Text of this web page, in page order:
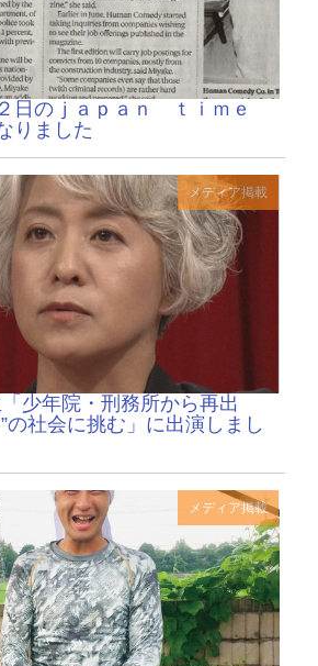
日のｊａｐａｎ ｔｉｍｅ
りました
メディア掲載
少年院・刑務所から再出
の社会に挑む」に出演しまし
メディア掲載